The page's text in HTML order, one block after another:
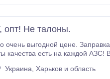
опт! Не талоны.
выгодной цене.
Украина, Харьков и область